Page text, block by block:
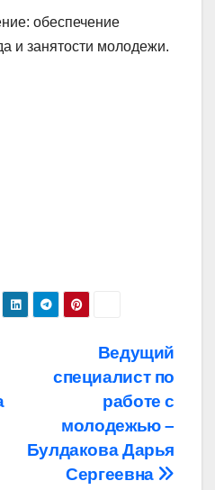
обеспечение
и занятости молодежи.
Ведущий
специалист по
работе с
молодежью –
Булдакова Дарья
Сергеевна